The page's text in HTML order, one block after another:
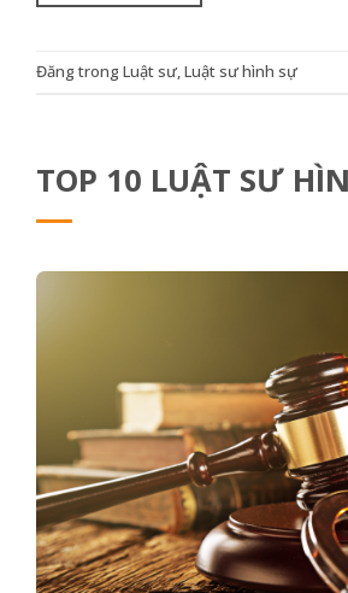
Đăng trongLuật sư,Luật sư hình sự
TOP 10 LUẬT SƯ